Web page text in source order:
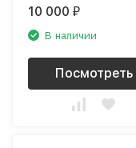
10 000₽
В наличии
Посмотреть